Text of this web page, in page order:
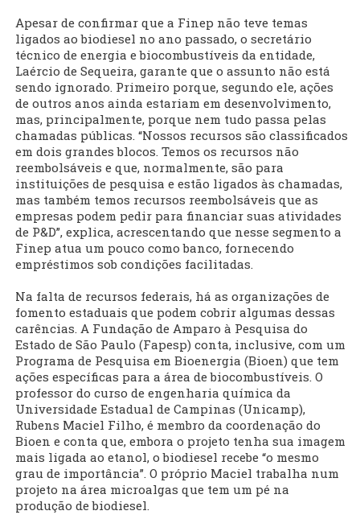
Apesar de confirmar que a Finep não teve temas
ligados ao biodiesel no ano passado, o secretário
técnico de energia e biocombustíveis da entidade,
Laércio de Sequeira, garante que o assunto não está
sendo ignorado. Primeiro porque, segundo ele, ações
de outros anos ainda estariam em desenvolvimento,
mas, principalmente, porque nem tudo passa pelas
chamadas públicas. “Nossos recursos são classificados
em dois grandes blocos. Temos os recursos não
reembolsáveis e que, normalmente, são para
instituições de pesquisa e estão ligados às chamadas,
mas também temos recursos reembolsáveis que as
empresas podem pedir para financiar suas atividades
de P&D”, explica, acrescentando que nesse segmento a
Finep atua um pouco como banco, fornecendo
empréstimos sob condições facilitadas.
Na falta de recursos federais, há as organizações de
fomento estaduais que podem cobrir algumas dessas
carências. A Fundação de Amparo à Pesquisa do
Estado de São Paulo (Fapesp) conta, inclusive, com um
Programa de Pesquisa em Bioenergia (Bioen) que tem
ações específicas para a área de biocombustíveis. O
professor do curso de engenharia química da
Universidade Estadual de Campinas (Unicamp),
Rubens Maciel Filho, é membro da coordenação do
Bioen e conta que, embora o projeto tenha sua imagem
mais ligada ao etanol, o biodiesel recebe “o mesmo
grau de importância”. O próprio Maciel trabalha num
projeto na área microalgas que tem um pé na
produção de biodiesel.